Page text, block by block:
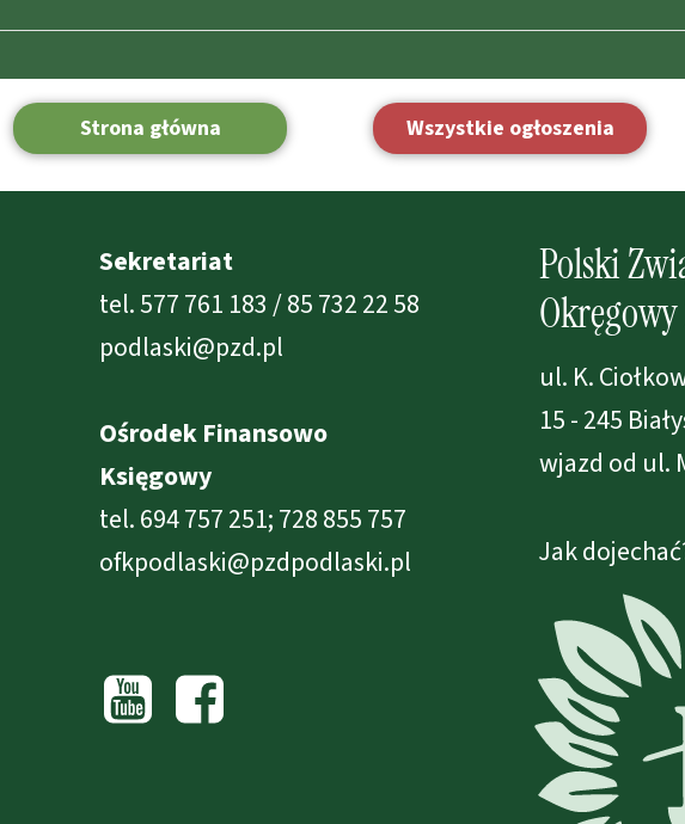
Wszystkie ogłoszenia
Strona główna
Jak
Polski
ul. K.
15 - 245
wjazd od ul.
Sekretariat
tel. 577 761 183 / 85 732 22 58
podlaski@pzd.pl
Ośrodek Finansowo
Księgowy
tel. 694 757 251; 728 855 757
ofkpodlaski@pzdpodlaski.pl